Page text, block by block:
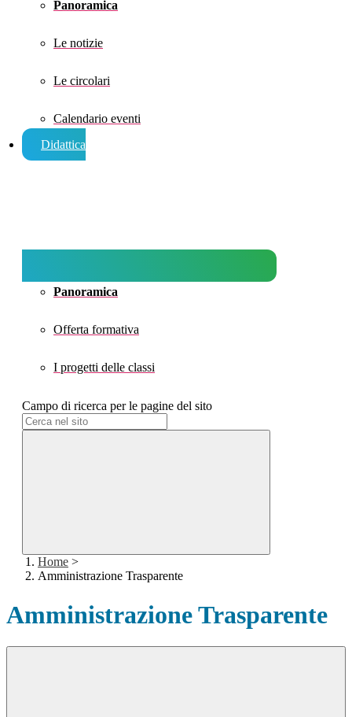
Panoramica
Le notizie
Le circolari
Calendario eventi
Didattica
Panoramica
Offerta formativa
I progetti delle classi
Campo di ricerca per le pagine del sito
Home >
Amministrazione Trasparente
Amministrazione Trasparente